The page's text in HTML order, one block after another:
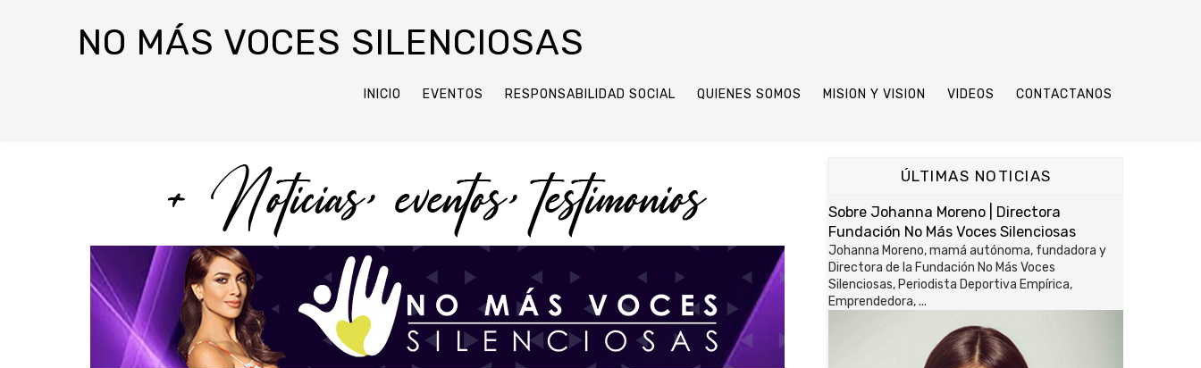
NO MÁS VOCES SILENCIOSAS
INICIO EVENTOS RESPONSABILIDAD SOCIAL QUIENES SOMOS MISION Y VISION VIDEOS CONTACTANOS
ÚLTIMAS NOTICIAS
Sobre Johanna Moreno | Directora
Fundación No Más Voces Silenciosas
Johanna Moreno, mamá autónoma, fundadora y
Directora de la Fundación No Más Voces
Silenciosas, Periodista Deportiva Empírica,
Emprendedora, ...